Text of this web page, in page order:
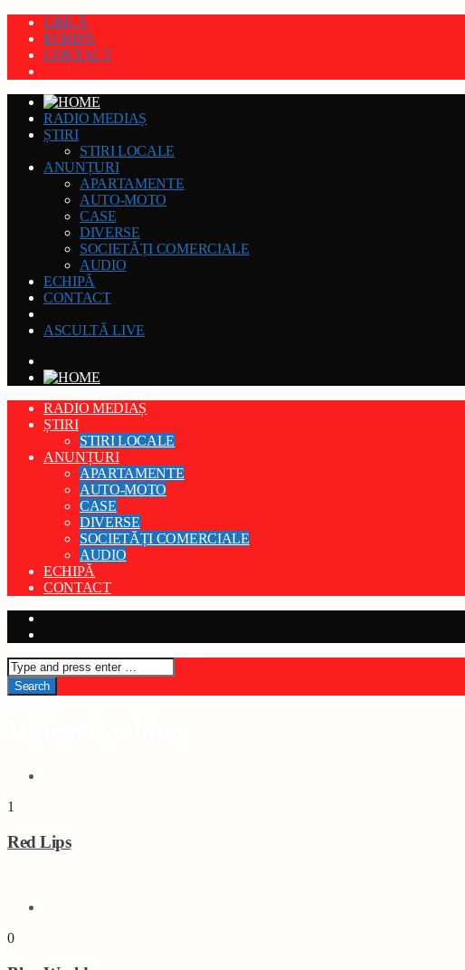
GRILĂ
ECHIPĂ
CONTACT
RADIO MEDIAȘ
ȘTIRI
STIRI LOCALE
ANUNȚURI
APARTAMENTE
AUTO-MOTO
CASE
DIVERSE
SOCIETĂȚI COMERCIALE
AUDIO
ECHIPĂ
CONTACT
ASCULTĂ LIVE
RADIO MEDIAȘ
ȘTIRI
STIRI LOCALE
ANUNȚURI
APARTAMENTE
AUTO-MOTO
CASE
DIVERSE
SOCIETĂȚI COMERCIALE
AUDIO
ECHIPĂ
CONTACT
1
Red Lips
0